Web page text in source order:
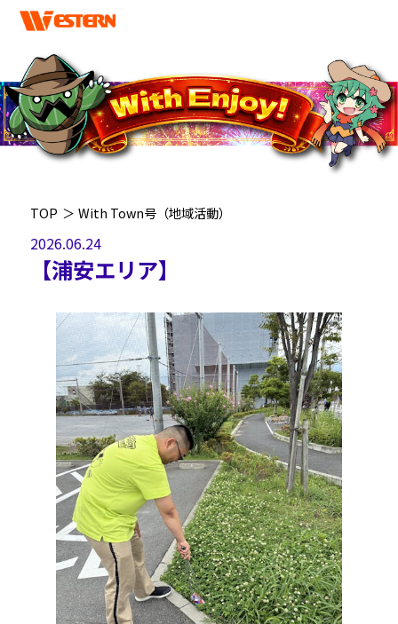
TOP ＞ With Town号（地域活動）
2026.06.24
【浦安エリア】